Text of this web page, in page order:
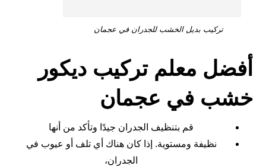
تركيب بديل الخشب للجدران في عجمان
أفضل معلم تركيب ديكور
خشب في عجمان
قم بتنظيف الجدران جيدًا وتأكد من أنها
نظيفة ومستوية. إذا كان هناك أي تلف أو عيوب في
الجدران،